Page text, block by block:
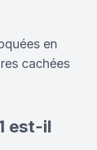
en
cachées
est-il